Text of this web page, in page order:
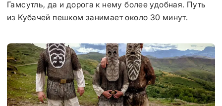
Гамсутль, да и дорога к нему более удобная. Путь
из Кубачей пешком занимает около 30 минут.